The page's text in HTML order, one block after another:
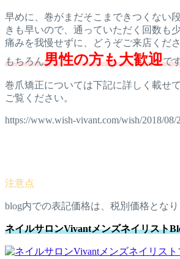
早めに、巻がまだそこまできつくない
きも早いので、通っていただく回数も
痛みを我慢せずに、どうぞご来店くださ
もちろん男性の方も大歓迎で
巻爪矯正については下記に詳しく載せ
ご覧ください。
https://www.wish-vivant.com/wish/2018/08/
blog内での表記価格は、税別価格となり
ネイルサロンVivantメンズネイリスト